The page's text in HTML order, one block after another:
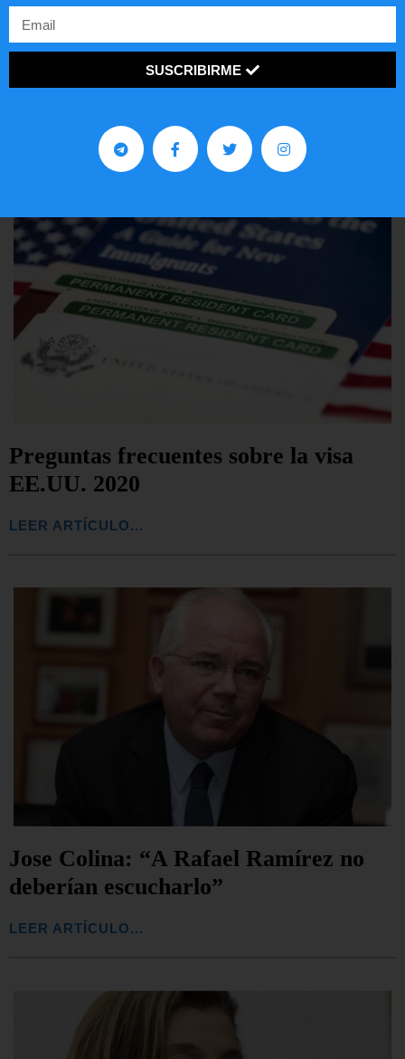
Comunistas no son bienvenidos en
EE.UU.
LEER ARTÍCULO...
Preguntas frecuentes sobre la visa
EE.UU. 2020
LEER ARTÍCULO...
Jose Colina: “A Rafael Ramírez no
deberían escucharlo”
LEER ARTÍCULO...
SUSCRIBIRME